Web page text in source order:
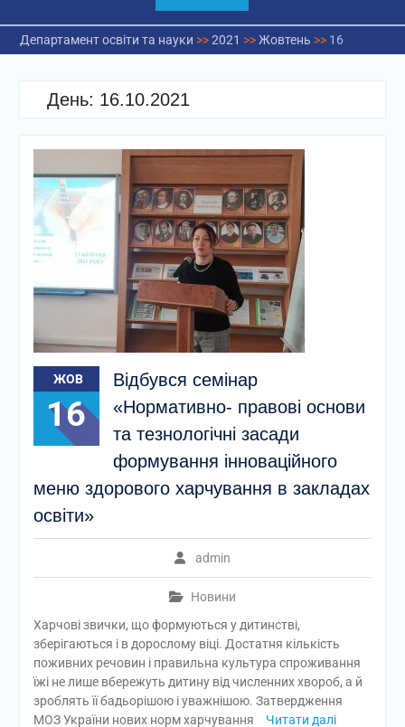
Департамент освіти та науки >>2021 >>Жовтень >> 16
День: 16.10.2021
ЖОВ
16
Відбувся семінар
«Нормативно- правові основи
та тезнологічні засади
формування інноваційного
меню здорового харчування в закладах
освіти»
admin
Новини
Харчові звички, що формуються у дитинстві,
зберігаються і в дорослому віці. Достатня кількість
поживних речовин і правильна культура спроживання
їжі не лише вбережуть дитину від численних хвороб, а й
зроблять її бадьорішою і уважнішою. Затвердження
МОЗ України нових норм харчування
Читати далі